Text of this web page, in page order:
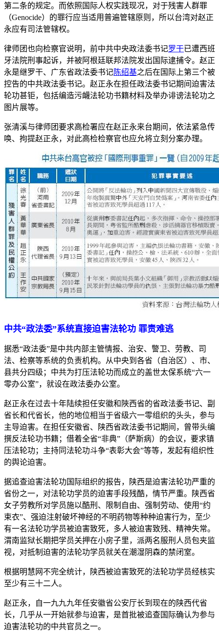
第二条的规定。而依照国际人权实践现况，对于残害人群罪
（Genocide）的罪行应当适用普遍管辖原则，所以台湾对赵正
永应有司法管辖权。
律师团也向检察官说明，前中共中央政法委书记罗干已遭西班
牙法院刑事起诉，并被阿根廷联邦法院发出国际逮捕令。赵正
永是继罗干、广东省政法委书记陈绍基之后在国际上第三个被
控告的中共政法委书记。赵正永在担任政法委书记期间迫害法
轮功甚钜，包括编造污衊法轮功书籍材料及举办诽谤法轮功之
图片展等。
张清溪与律师团要求高检署应在赵正永来台期间，依法紧急传
唤、拘提赵正永，对此高检检察官也应允将立刻分案办理。
中共“政法委”系统直接迫害法轮功 罪责难逃
据悉“政法委”是中共内部主管情报、治安、警卫、劳教、司
法、检察等系统的负责机构。从中央到各省（自治区）、市、
县共分四级；中共为打压法轮功而成立的盖世太保系统“六一
零办公室”，就设在政法委办公室。
赵正永在过去十年陆续担任安徽和陜西省的省政法委书记、副
省长和代省长，他的地位相当于省级六一零组织的头头，参与
主导迫害。在担任安徽省、陕西省政法委书记期间，曾带头编
撰反法轮功书籍；借着全省“非典”（萨斯病）的会议，要求镇
压法轮功；主持同法轮功斗争“表彰大会”等等，发起有组织性
的舆论迫害。
据追查迫害法轮功国际组织的报告，陕西是迫害法轮功严重的
省份之一，对法轮功学员的迫害手段残酷，情节严重。陕西省
女子劳教所对学员施以酷刑、限制自由、强制劳动、使用“约
束衣”、强迫注射破坏神经的不明药物等种种迫害行为，至少
有一名法轮功学员被迫害致死，多人被迫害致残、精神失常。
渭南监狱长期把学员关押在小房子里，派两名服刑人员包夹监
视，对抵制迫害的法轮功学员就关在潮湿阴森的禁闭室。
根据明慧网不完全统计，陕西被迫害致死的法轮功学员经核实
至少有三十二人。
赵正永，自一九九九年任安徽省公安厅长到现在的陕西代省
长，几乎从一开始就参与迫害，是首批被追查国际确认为参与
迫害法轮功的中共官员之一。